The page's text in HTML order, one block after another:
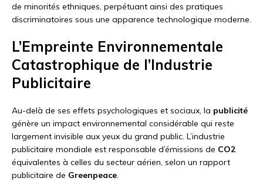
de minorités ethniques, perpétuant ainsi des pratiques
discriminatoires sous une apparence technologique moderne.
L’Empreinte Environnementale
Catastrophique de l’Industrie
Publicitaire
Au-delà de ses effets psychologiques et sociaux, la publicité
génère un impact environnemental considérable qui reste
largement invisible aux yeux du grand public. L’industrie
publicitaire mondiale est responsable d’émissions de CO2
équivalentes à celles du secteur aérien, selon un rapport
publicitaire de Greenpeace.